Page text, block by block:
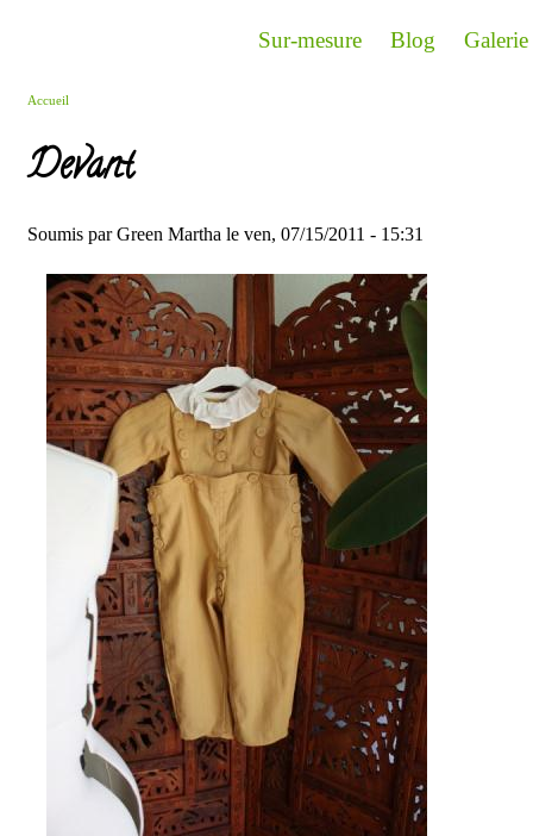
Sur-mesure Blog Galerie
Accueil
Devant
Soumis parGreen Martha le ven, 07/15/2011 - 15:31